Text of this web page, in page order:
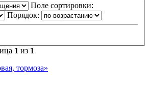
Поле сортировки:
Порядок:
1 из 1
тормоза»